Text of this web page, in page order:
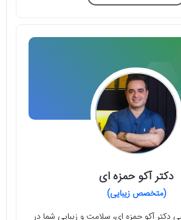
دکتر آکو حمزه ای
(متخصص زیبایی)